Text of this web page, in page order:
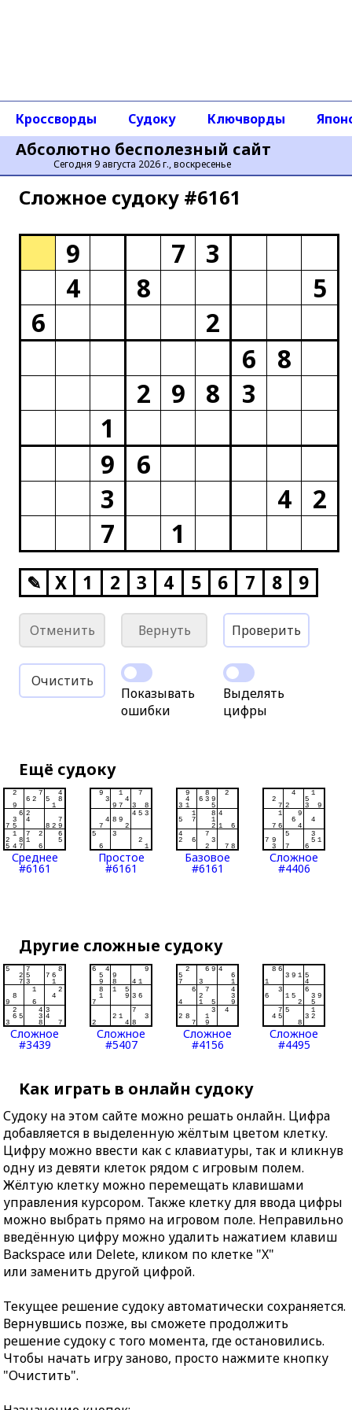
Абсолютно бесполезный сайт
Сегодня 9 августа 2026 г., воскресенье
Кроссворды Судоку Ключворды
Сложное cудоку #6161
9 7
3
4
8
5
6
2
6
8
2
9 8
3
1
9
6
3
4
2
7
1
✎ X 1 2 3 4 5 6 7 8 9
Отменить Вернуть Проверить
Очистить
Показывать
ошибки
Выделять
цифры
Ещё судоку
Среднее
#6161
Простое
#6161
Базовое
#6161
Сложное
#4406
Другие сложные судоку
Сложное
#3439
Сложное
#5407
Сложное
#4156
Сложное
#4495
Как играть в онлайн судоку
Судоку на этом сайте можно решать онлайн. Цифра
добавляется в выделенную жёлтым цветом клетку.
Цифру можно ввести как с клавиатуры, так и кликнув
одну из девяти клеток рядом с игровым полем.
Жёлтую клетку можно перемещать клавишами
управления курсором. Также клетку для ввода цифры
можно выбрать прямо на игровом поле. Неправильно
введённую цифру можно удалить нажатием клавиш
Backspace или Delete, кликом по клетке "X"
или заменить другой цифрой.
Текущее решение судоку автоматически сохраняется.
Вернувшись позже, вы сможете продолжить
решение судоку с того момента, где остановились.
Чтобы начать игру заново, просто нажмите кнопку
"Очистить".